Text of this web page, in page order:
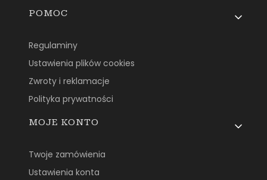
Linki w stopce
POMOC
Regulaminy
Ustawienia plików cookies
Zwroty i reklamacje
Polityka prywatności
MOJE KONTO
Twoje zamówienia
Ustawienia konta